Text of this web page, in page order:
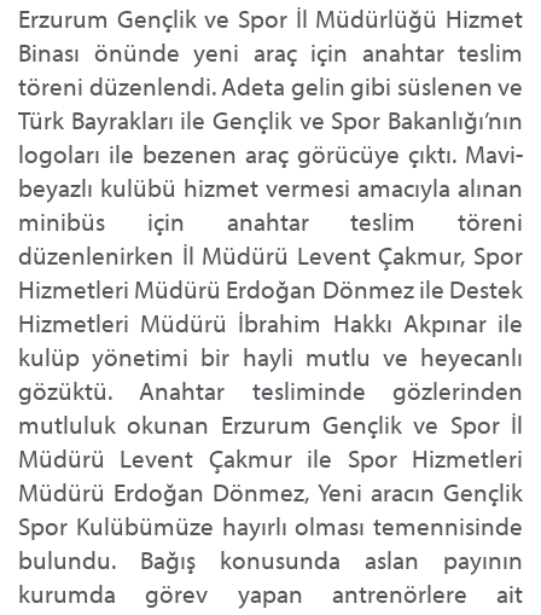
Erzurum Gençlik ve Spor İl Müdürlüğü Hizmet
Binası önünde yeni araç için anahtar teslim
töreni düzenlendi. Adeta gelin gibi süslenen ve
Türk Bayrakları ile Gençlik ve Spor Bakanlığı’nın
logoları ile bezenen araç görücüye çıktı. Mavi-
beyazlı kulübü hizmet vermesi amacıyla alınan
minibüs için anahtar teslim töreni
düzenlenirken İl Müdürü Levent Çakmur, Spor
Hizmetleri Müdürü Erdoğan Dönmez ile Destek
Hizmetleri Müdürü İbrahim Hakkı Akpınar ile
kulüp yönetimi bir hayli mutlu ve heyecanlı
gözüktü. Anahtar tesliminde gözlerinden
mutluluk okunan Erzurum Gençlik ve Spor İl
Müdürü Levent Çakmur ile Spor Hizmetleri
Müdürü Erdoğan Dönmez, Yeni aracın Gençlik
Spor Kulübümüze hayırlı olması temennisinde
bulundu. Bağış konusunda aslan payının
kurumda görev yapan antrenörlere ait